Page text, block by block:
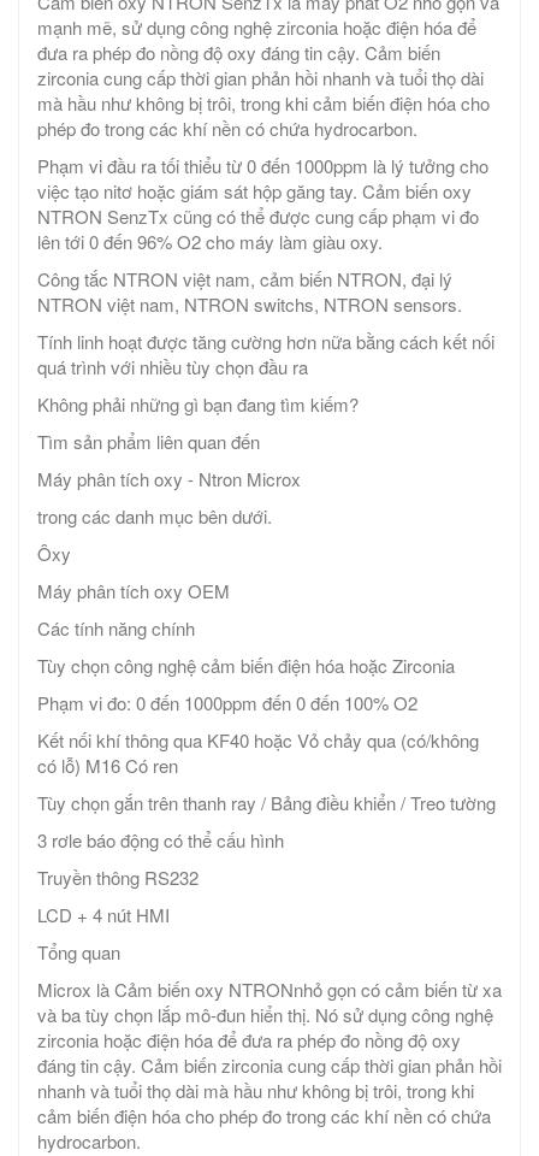
mạnh mẽ, sử dụng công nghệ zirconia hoặc điện hóa để
đưa ra phép đo nồng độ oxy đáng tin cậy. Cảm biến
zirconia cung cấp thời gian phản hồi nhanh và tuổi thọ dài
mà hầu như không bị trôi, trong khi cảm biến điện hóa cho
phép đo trong các khí nền có chứa hydrocarbon.
Phạm vi đầu ra tối thiểu từ 0 đến 1000ppm là lý tưởng cho
việc tạo nitơ hoặc giám sát hộp găng tay. Cảm biến oxy
NTRON SenzTx cũng có thể được cung cấp phạm vi đo
lên tới 0 đến 96% O2 cho máy làm giàu oxy.
Công tắc NTRON việt nam, cảm biến NTRON, đại lý
NTRON việt nam, NTRON switchs, NTRON sensors.
Tính linh hoạt được tăng cường hơn nữa bằng cách kết nối
quá trình với nhiều tùy chọn đầu ra
Không phải những gì bạn đang tìm kiếm?
Tìm sản phẩm liên quan đến
Máy phân tích oxy - Ntron Microx
trong các danh mục bên dưới.
Ôxy
Máy phân tích oxy OEM
Các tính năng chính
Tùy chọn công nghệ cảm biến điện hóa hoặc Zirconia
Phạm vi đo: 0 đến 1000ppm đến 0 đến 100% O2
Kết nối khí thông qua KF40 hoặc Vỏ chảy qua (có/không
có lỗ) M16 Có ren
Tùy chọn gắn trên thanh ray / Bảng điều khiển / Treo tường
3 rơle báo động có thể cấu hình
Truyền thông RS232
LCD + 4 nút HMI
Tổng quan
Microx là Cảm biến oxy NTRONnhỏ gọn có cảm biến từ xa
và ba tùy chọn lắp mô-đun hiển thị. Nó sử dụng công nghệ
zirconia hoặc điện hóa để đưa ra phép đo nồng độ oxy
đáng tin cậy. Cảm biến zirconia cung cấp thời gian phản hồi
nhanh và tuổi thọ dài mà hầu như không bị trôi, trong khi
cảm biến điện hóa cho phép đo trong các khí nền có chứa
hydrocarbon.